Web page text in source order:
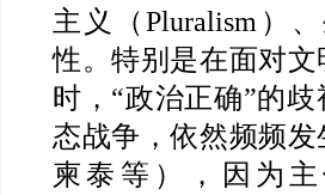
主义（Pluralism）
性。特别是在面对
时，“政治正确”的
态战争，依然频频
柬泰等），因为